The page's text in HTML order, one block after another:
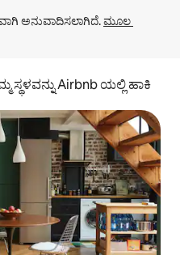
ಅನುವಾದಿಸಲಾಗಿದೆ. ಮೂಲ
ಸ್ಥಳವನ್ನು Airbnb ಯಲ್ಲಿ ಹಾಕಿ